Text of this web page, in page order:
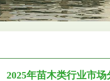
2025年苗木类行业市